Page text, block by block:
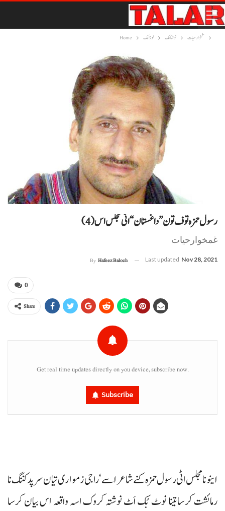
Home لوزانک نوشتانک غمخوار حیات
رسول حمزہ توف تون ”داغستان“ اٹی مجلس اس(4)
غمخوارحیات
By Hafeez Baloch Last updated Nov 28, 2021
0
Share
Get real time updates directly on you device, subscribe now.
Subscribe
اینونا مجلس اٹی رسول حمزہ کنے شاعر اسے‘ راجی زمواری تیان سرپد کننگ نا
رمائشت کرسا تینا نوٹ بُک اَٹ نوشتہ کروک اسہ واقعہ اس بیان کرسا